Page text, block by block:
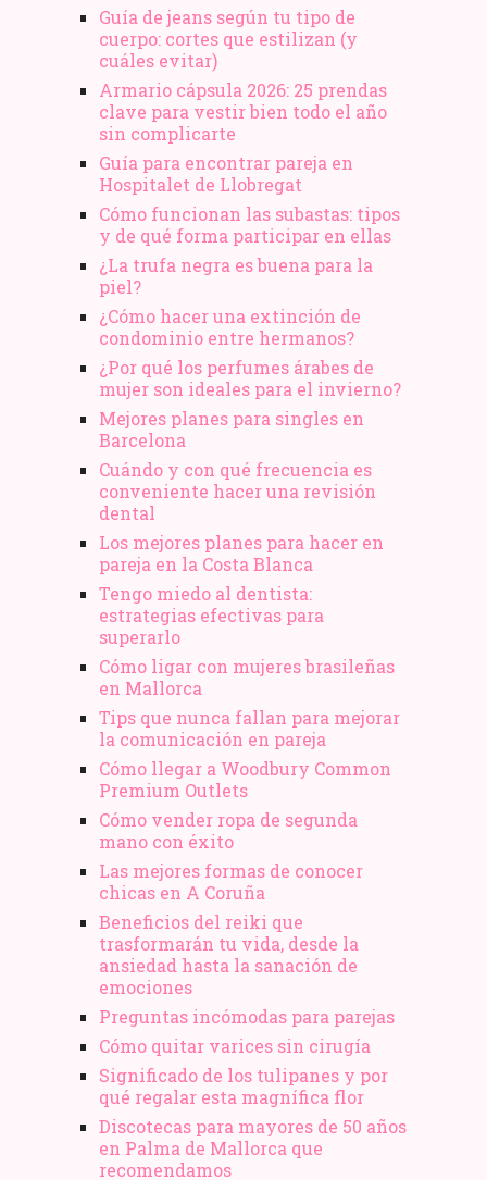
Guía de jeans según tu tipo de
cuerpo: cortes que estilizan (y
cuáles evitar)
Armario cápsula 2026: 25 prendas
clave para vestir bien todo el año
sin complicarte
Guía para encontrar pareja en
Hospitalet de Llobregat
Cómo funcionan las subastas: tipos
y de qué forma participar en ellas
¿La trufa negra es buena para la
piel?
¿Cómo hacer una extinción de
condominio entre hermanos?
¿Por qué los perfumes árabes de
mujer son ideales para el invierno?
Mejores planes para singles en
Barcelona
Cuándo y con qué frecuencia es
conveniente hacer una revisión
dental
Los mejores planes para hacer en
pareja en la Costa Blanca
Tengo miedo al dentista:
estrategias efectivas para
superarlo
Cómo ligar con mujeres brasileñas
en Mallorca
Tips que nunca fallan para mejorar
la comunicación en pareja
Cómo llegar a Woodbury Common
Premium Outlets
Cómo vender ropa de segunda
mano​ con éxito
Las mejores formas de conocer
chicas en A Coruña
Beneficios del reiki que
trasformarán tu vida, desde la
ansiedad hasta la sanación de
emociones
Preguntas incómodas para parejas
Cómo quitar varices sin cirugía
Significado de los tulipanes y por
qué regalar esta magnífica flor
Discotecas para mayores de 50 años
en Palma de Mallorca que
recomendamos